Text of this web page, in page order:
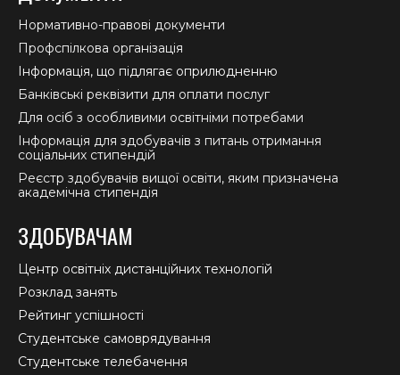
Нормативно-правові документи
Профспілкова організація
Інформація, що підлягає оприлюдненню
Банківські реквізити для оплати послуг
Для осіб з особливими освітніми потребами
Інформація для здобувачів з питань отримання
соціальних стипендій
Реєстр здобувачів вищої освіти, яким призначена
академічна стипендія
ЗДОБУВАЧАМ
Центр освітніх дистанційних технологій
Розклад занять
Рейтинг успішності
Студентське самоврядування
Студентське телебачення